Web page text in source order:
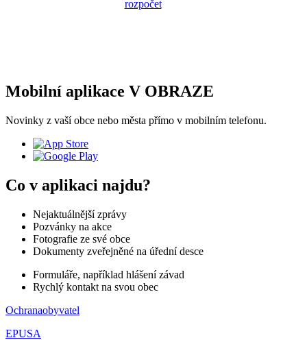
Mobilní aplikace V OBRAZE
Novinky z vaší obce nebo města přímo v mobilním telefonu.
Co v aplikaci najdu?
Nejaktuálnější zprávy
Pozvánky na akce
Fotografie ze své obce
Dokumenty zveřejněné na úřední desce
Formuláře, například hlášení závad
Rychlý kontakt na svou obec
Ochranaobyvatel
EPUSA